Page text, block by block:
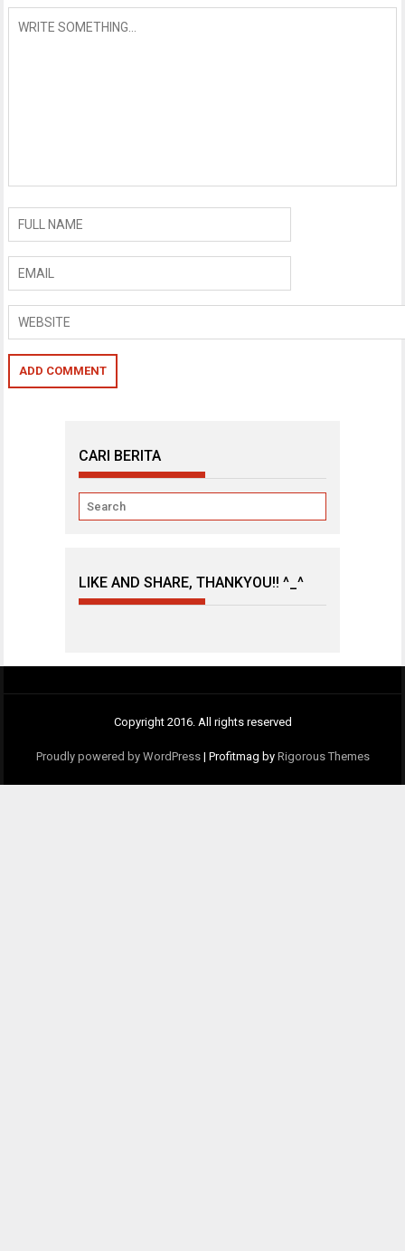
CARI BERITA
LIKE AND SHARE, THANKYOU!! ^_^
Copyright 2016. All rights reserved
Proudly powered by WordPress | Profitmag by Rigorous Themes